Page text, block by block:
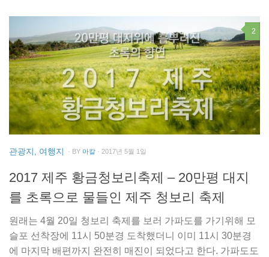
2
관광지, 여행지 · BY 아칼 · 2017년 5월 1일
2017 제주 황금청보리축제 – 20만평 대지
를 초록으로 물들인 제주 청보리 축제
원래는 4월 20일 청보리 축제를 보러 가파도를 가기위해 모
슬포 선착장에 11시 50분경 도착했더니 이미 11시 30분경
에 마지막 배편까지 완전히 매진이 되었다고 한다. 가파도도